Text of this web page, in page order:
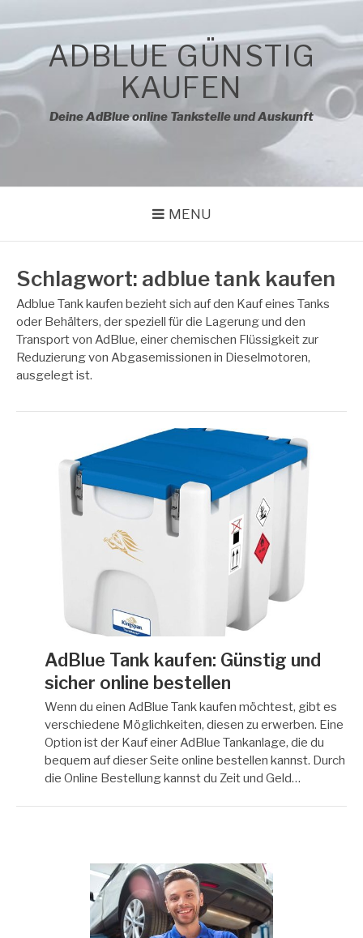
to
ADBLUE GÜNSTIG
KAUFEN
Deine AdBlue online Tankstelle und Auskunft
MENU
Schlagwort: adblue tank kaufen
Adblue Tank kaufen bezieht sich auf den Kauf eines Tanks
oder Behälters, der speziell für die Lagerung und den
Transport von AdBlue, einer chemischen Flüssigkeit zur
Reduzierung von Abgasemissionen in Dieselmotoren,
ausgelegt ist.
AdBlue Tank kaufen: Günstig und
sicher online bestellen
Wenn du einen AdBlue Tank kaufen möchtest, gibt es
verschiedene Möglichkeiten, diesen zu erwerben. Eine
Option ist der Kauf einer AdBlue Tankanlage, die du
bequem auf dieser Seite online bestellen kannst. Durch
die Online Bestellung kannst du Zeit und Geld…